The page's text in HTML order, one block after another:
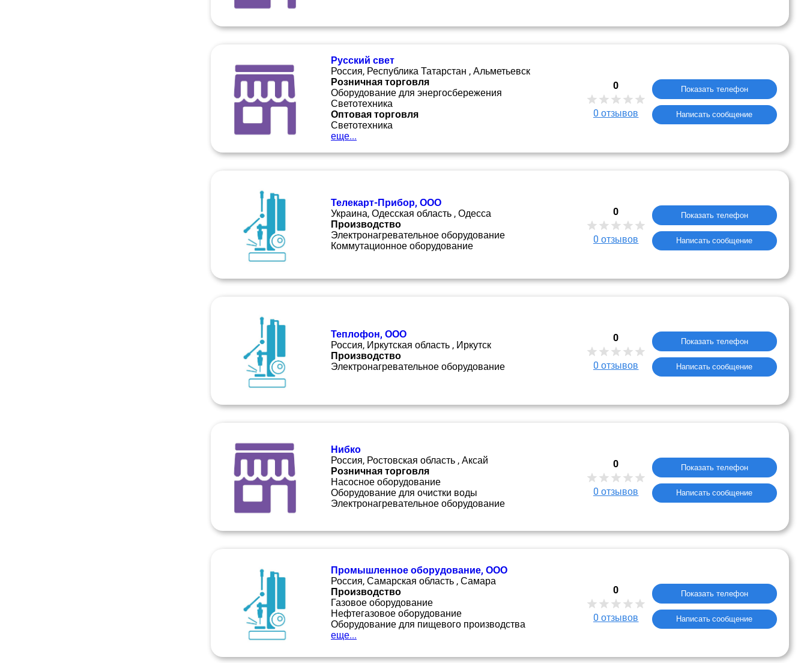
Русский свет
Россия, Республика Татарстан , Альметьевск
Розничная торговля
Оборудование для энергосбережения
Светотехника
Оптовая торговля
Светотехника
еще...
0
0 отзывов
Показать телефон
Написать сообщение
Телекарт-Прибор, ООО
Украина, Одесская область , Одесса
Производство
Электронагревательное оборудование
Коммутационное оборудование
0
0 отзывов
Показать телефон
Написать сообщение
Теплофон, ООО
Россия, Иркутская область , Иркутск
Производство
Электронагревательное оборудование
0
0 отзывов
Показать телефон
Написать сообщение
Нибко
Россия, Ростовская область , Аксай
Розничная торговля
Насосное оборудование
Оборудование для очистки воды
Электронагревательное оборудование
0
0 отзывов
Показать телефон
Написать сообщение
Промышленное оборудование, ООО
Россия, Самарская область , Самара
Производство
Газовое оборудование
Нефтегазовое оборудование
Оборудование для пищевого производства
еще...
0
0 отзывов
Показать телефон
Написать сообщение